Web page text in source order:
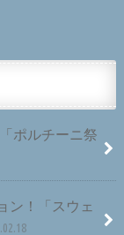
ポルチーニ祭
ン！「スウェ